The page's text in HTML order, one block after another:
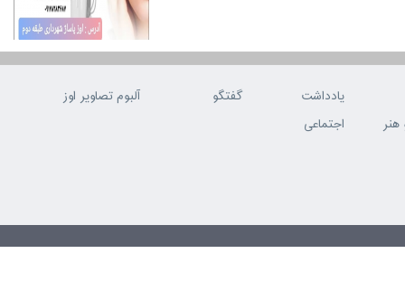
یادداشت گفتگو
آلبوم تصاویر اوز
اجتماعی